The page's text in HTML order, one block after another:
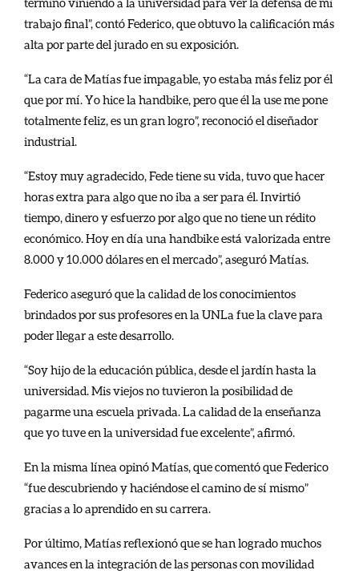
trabajo final”, contó Federico, que obtuvo la calificación más
alta por parte del jurado en su exposición.
“La cara de Matías fue impagable, yo estaba más feliz por él
que por mí. Yo hice la handbike, pero que él la use me pone
totalmente feliz, es un gran logro”, reconoció el diseñador
industrial.
“Estoy muy agradecido, Fede tiene su vida, tuvo que hacer
horas extra para algo que no iba a ser para él. Invirtió
tiempo, dinero y esfuerzo por algo que no tiene un rédito
económico. Hoy en día una handbike está valorizada entre
8.000 y 10.000 dólares en el mercado”, aseguró Matías.
Federico aseguró que la calidad de los conocimientos
brindados por sus profesores en la UNLa fue la clave para
poder llegar a este desarrollo.
“Soy hijo de la educación pública, desde el jardín hasta la
universidad. Mis viejos no tuvieron la posibilidad de
pagarme una escuela privada. La calidad de la enseñanza
que yo tuve en la universidad fue excelente”, afirmó.
En la misma línea opinó Matías, que comentó que Federico
“fue descubriendo y haciéndose el camino de sí mismo”
gracias a lo aprendido en su carrera.
Por último, Matías reflexionó que se han logrado muchos
avances en la integración de las personas con movilidad